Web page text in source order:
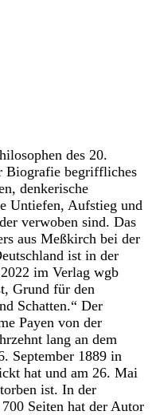
des 20.
Biografie begriffliches
denkerische
Untiefen, Aufstieg und
verwoben sind. Das
aus Meßkirch bei der
ist in der
im Verlag wgb
Grund für den
Schatten.“ Der
Payen von der
lang an dem
September 1889 in
hat und am 26. Mai
ist. In der
Seiten hat der Autor